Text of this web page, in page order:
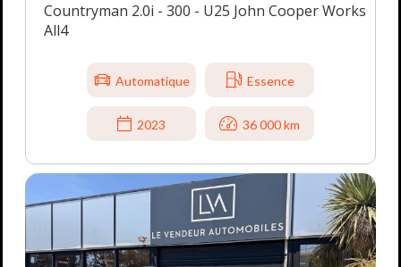
Countryman 2.0i - 300 - U25 John Cooper Works
All4
Automatique Essence
2023 36 000 km